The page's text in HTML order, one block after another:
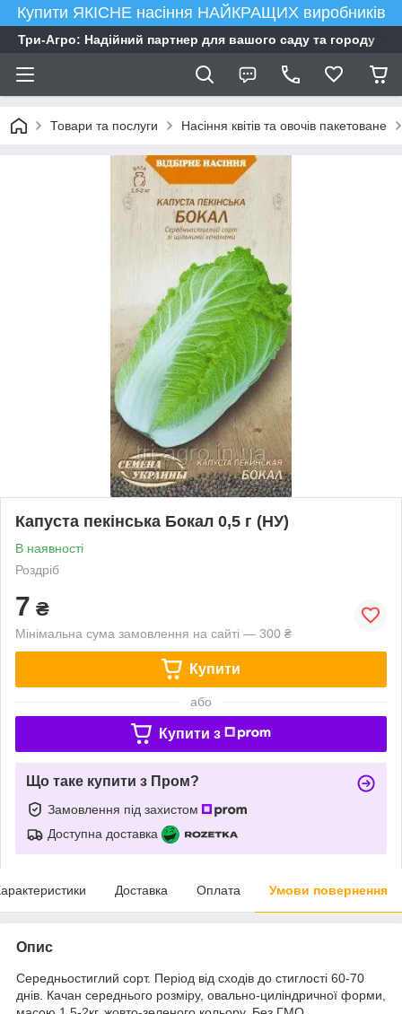
Купити ЯКІСНЕ насіння НАЙКРАЩИХ виробників
Три-Агро: Надійний партнер для вашого саду та городу
Товари та послуги Насіння квітів та овочів пакетоване
Капуста пекінська Бокал 0,5 г (НУ)
В наявності
Роздріб
7 ₴
Мінімальна сума замовлення на сайті — 300 ₴
Купити
або
Купити з
Що таке купити з Пром?
Замовлення під захистом
Доступна доставка
Доставка Оплата Умови повернення
Опис
Середньостиглий сорт. Період від сходів до стиглості 60-70
днів. Качан середнього розміру, овально-циліндричної форми,